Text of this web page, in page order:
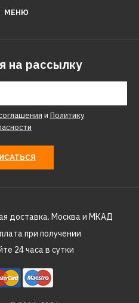
МЕНЮ
на рассылку
и Политику
доставка. Москва и МКАД
при получении
24 часа в сутки